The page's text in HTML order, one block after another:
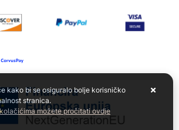
kako bi se osiguralo bolje korisničko
stranica.
možete pročitati ovdje